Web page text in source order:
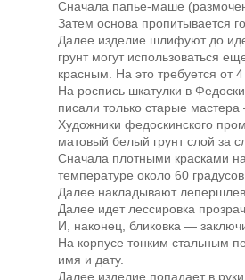
Сначала папье-маше
Затем основа пропитывается
Далее изделие шлифуют до
грунт могут использоваться
красным. На это требуется от
На роспись шкатулки в
писали только старые
Художники федоскинского
матовый белый грунт слой за
Сначала плотными красками
температуре около 60
Далее накладывают
Далее идет лессировка
И, наконец, бликовка —
На корпусе тонким стальным
имя и дату.
Далее изделие попадает в